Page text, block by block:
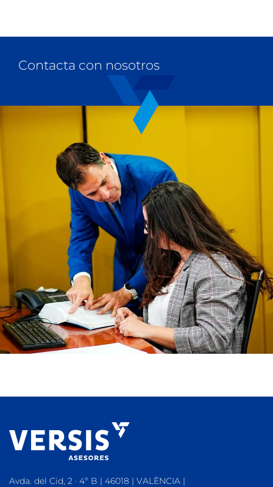
Contacta con nosotros
Avda. del Cid, 2 · 4º B | 46018 | VALÈNCIA |